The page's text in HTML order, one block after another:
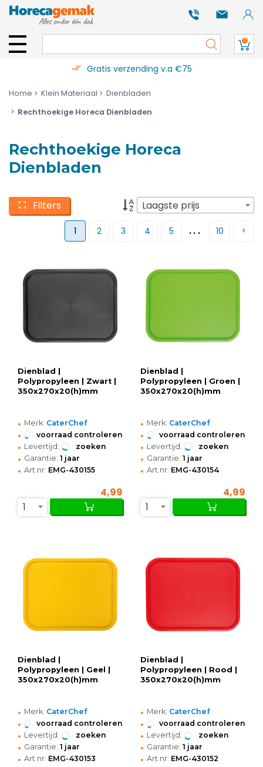
0
Gratis verzending v.a €75
Home Klein Materiaal
Dienbladen
Rechthoekige Horeca Dienbladen
Rechthoekige Horeca
Dienbladen
Filters Laagste prijs
1 2 3 4 5 ... 10
Dienblad |
Polypropyleen | Zwart |
350x270x20(h)mm
• Merk: CaterChef
• voorraad controleren
• Levertijd: zoeken
• Garantie: 1 jaar
• Art.nr: EMG-430155
4,99
1
Dienblad |
Polypropyleen | Groen |
350x270x20(h)mm
• Merk: CaterChef
• voorraad controleren
• Levertijd: zoeken
• Garantie: 1 jaar
• Art.nr: EMG-430154
4,99
1
Dienblad |
Polypropyleen | Geel |
350x270x20(h)mm
• Merk: CaterChef
• voorraad controleren
• Levertijd: zoeken
• Garantie: 1 jaar
• Art.nr: EMG-430153
Dienblad |
Polypropyleen | Rood |
350x270x20(h)mm
• Merk: CaterChef
• voorraad controleren
• Levertijd: zoeken
• Garantie: 1 jaar
• Art.nr: EMG-430152